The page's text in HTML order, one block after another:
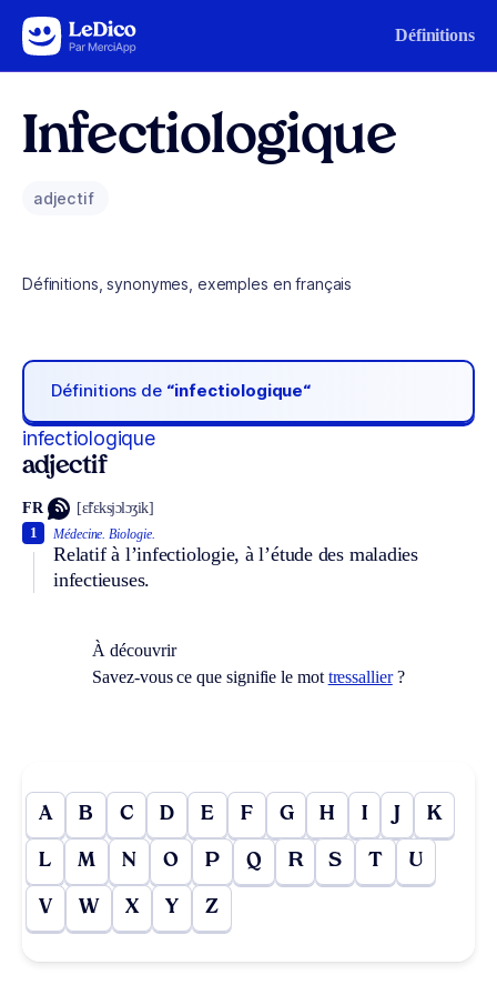
Aller au contenu Définitions
Infectiologique
adjectif
Définitions, synonymes, exemples en français
Définitions de “infectiologique“
infectiologique
adjectif
FR [ɛ̃fɛksjɔlɔʒik]
Médecine. Biologie.
Relatif à l’infectiologie, à l’étude des maladies
infectieuses.
1
À découvrir
Savez-vous ce que signifie le mot tressallier?
A B C D E F G H I J K
L M N O P Q R S T U
V W X Y Z